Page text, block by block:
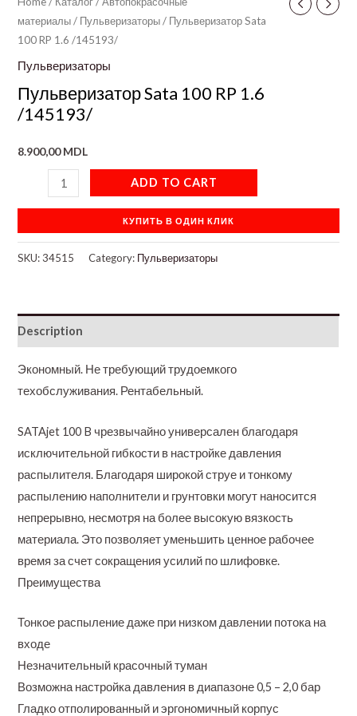
материалы/ Пульверизаторы/ Пульверизатор Sata
100 RP 1.6 /145193/
Пульверизаторы
Пульверизатор Sata 100 RP 1.6
/145193/
8.900,00MDL
ADD TO CART
КУПИТЬ В ОДИН КЛИК
SKU:34515 Category: Пульверизаторы
Description
Экономный. Не требующий трудоемкого
техобслуживания. Рентабельный.
SATAjet 100 B чрезвычайно универсален благодаря
исключительной гибкости в настройке давления
распылителя. Благодаря широкой струе и тонкому
распылению наполнители и грунтовки могут наносится
непрерывно, несмотря на более высокую вязкость
материала. Это позволяет уменьшить ценное рабочее
время за счет сокращения усилий по шлифовке.
Преимущества
Тонкое распыление даже при низком давлении потока на
входе
Незначительный красочный туман
Возможна настройка давления в диапазоне 0,5 – 2,0 бар
Гладко отполированный и эргономичный корпус